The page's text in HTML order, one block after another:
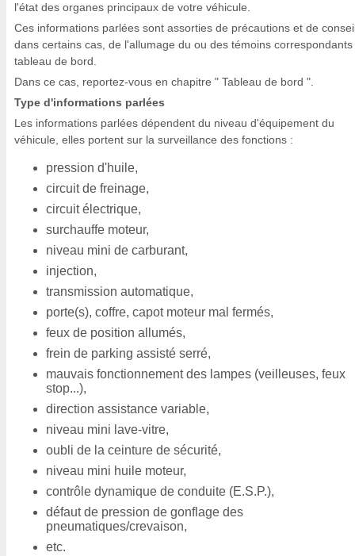
l'état des organes principaux de votre véhicule.
Ces informations parlées sont assorties de précautions et de
dans certains cas, de l'allumage du ou des témoins correspondants
tableau de bord.
Dans ce cas, reportez-vous en chapitre " Tableau de bord ".
Type d'informations parlées
Les informations parlées dépendent du niveau d'équipement du
véhicule, elles portent sur la surveillance des fonctions :
pression d'huile,
circuit de freinage,
circuit électrique,
surchauffe moteur,
niveau mini de carburant,
injection,
transmission automatique,
porte(s), coffre, capot moteur mal fermés,
feux de position allumés,
frein de parking assisté serré,
mauvais fonctionnement des lampes (veilleuses, feux
stop...),
direction assistance variable,
niveau mini lave-vitre,
oubli de la ceinture de sécurité,
niveau mini huile moteur,
contrôle dynamique de conduite (E.S.P.),
défaut de pression de gonflage des
pneumatiques/crevaison,
etc.